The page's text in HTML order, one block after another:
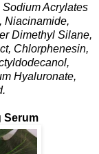
Acrylates
Niacinamide,
Dimethyl Silane,
Chlorphenesin,
Hyaluronate,
Serum